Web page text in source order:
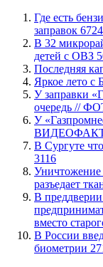
​Где есть
заправок 6724
В 32
детей с ОВЗ
​Последняя
Яркое лето с
​У заправки
очередь //
У
​В Сургуте
3116
разъедает
​В
вместо
В России
биометрии